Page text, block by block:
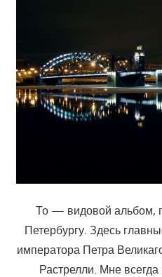
То — видовой альбом,
Петербургу. Здесь
императора Петра
Растрелли. Мне всегда